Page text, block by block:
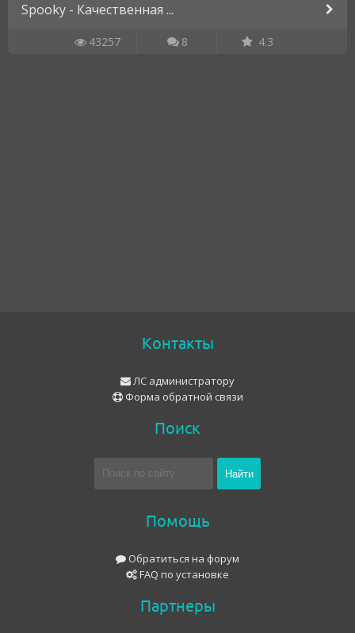
Spooky - Качественная ...
43257 8 4.3
Контакты
ЛС администратору
Форма обратной связи
Поиск
Помощь
Обратиться на форум
FAQ по установке
Партнеры